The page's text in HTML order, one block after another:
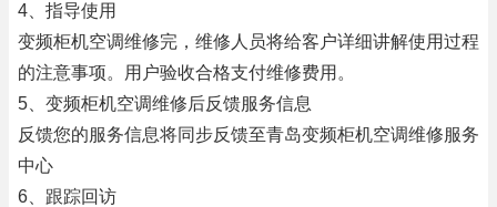
4、指导使用
变频柜机空调维修完，维修人员将给客户详细讲解使用过程
的注意事项。用户验收合格支付维修费用。
5、变频柜机空调维修后反馈服务信息
反馈您的服务信息将同步反馈至青岛变频柜机空调维修服务
中心
6、跟踪回访